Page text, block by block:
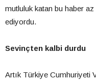
mutluluk katan bu haber az
ediyordu.
Sevinçten kalbi durdu
Artık Türkiye Cumhuriyeti